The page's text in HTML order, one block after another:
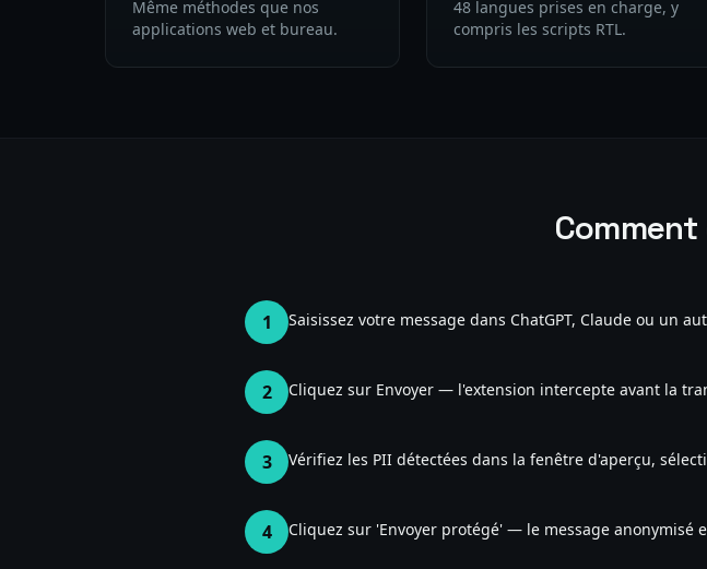
Même méthodes que nos
applications web et bureau.
48 langues prises en charge, y
compris les scripts RTL.
1 Saisissez votre message dans ChatGPT, Claude ou un
2 Cliquez sur Envoyer — l'extension intercepte avant la
3 Vérifiez les PII détectées dans la fenêtre d'aperçu,
4 Cliquez sur 'Envoyer protégé' — le message anonymisé